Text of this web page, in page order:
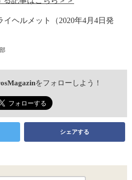
イヘルメット（2020年4月4日発
をフォローしよう！
シェアする